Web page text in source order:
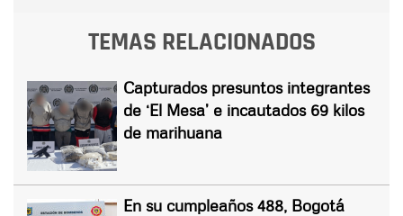
TEMAS RELACIONADOS
Capturados presuntos integrantes
de ‘El Mesa’ e incautados 69 kilos
de marihuana
En su cumpleaños 488, Bogotá